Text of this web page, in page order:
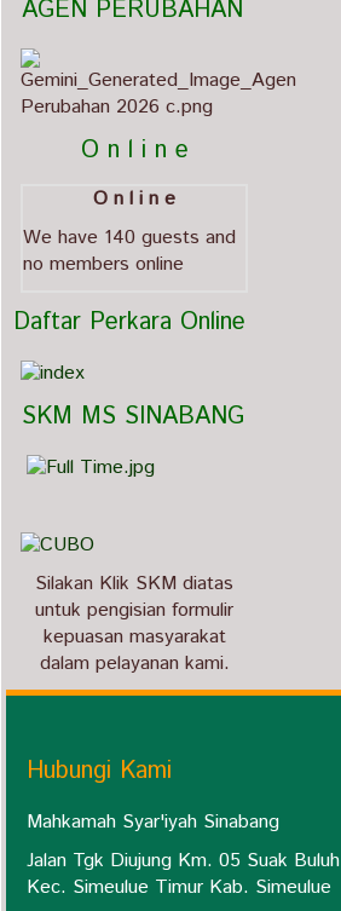
          O n l i n e
O n l i n e
We have 140 guests and
no members online
  Daftar Perkara Online
   SKM MS SINABANG
Silakan Klik SKM diatas
untuk pengisian formulir
kepuasan masyarakat
dalam pelayanan kami.
Hubungi Kami
Mahkamah Syar'iyah Sinabang
Jalan Tgk Diujung Km. 05 Suak Buluh
Kec. Simeulue Timur Kab. Simeulue